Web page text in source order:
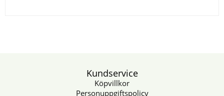
Kundservice
Köpvillkor
Personuppgiftspolicy